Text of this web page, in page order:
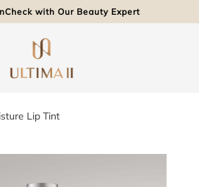
with Our Beauty Expert
Lip Tint